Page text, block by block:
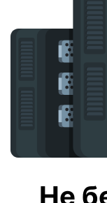
Не